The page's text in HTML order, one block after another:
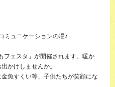
ミュニケーションの場♪
フェスタ」が開催されます。暖か
かけしませんか。
魚すくい等、子供たちが笑顔にな